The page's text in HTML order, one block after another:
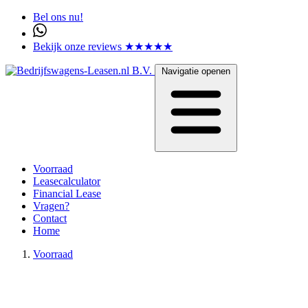
Bel ons nu!
Bekijk onze reviews ★★★★★
Navigatie openen
Voorraad
Leasecalculator
Financial Lease
Vragen?
Contact
Home
Voorraad